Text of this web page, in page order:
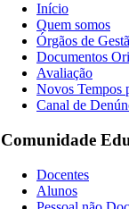
Início
Quem somos
Órgãos de
Documentos
Avaliação
Novos Tempos
Canal de
Comunidade
Docentes
Alunos